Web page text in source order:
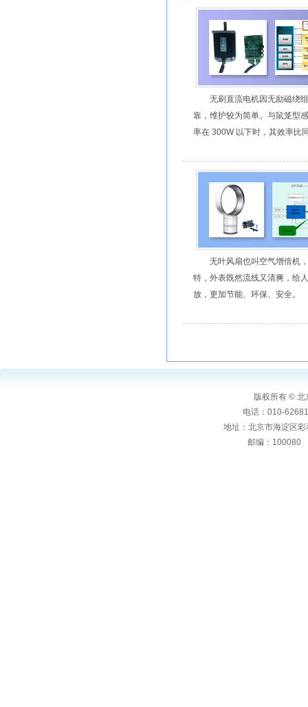
无刷直流电机因无励磁绕
靠，维护较为简单。与鼠笼型
率在 300W 以下时，其效率比
无叶风扇也叫空气增倍机
特，外表既然流线又清爽，给
放，更加节能、环保、安全。
版权所有 ©
电话：010-
地址：北京市海淀区
邮编：100080